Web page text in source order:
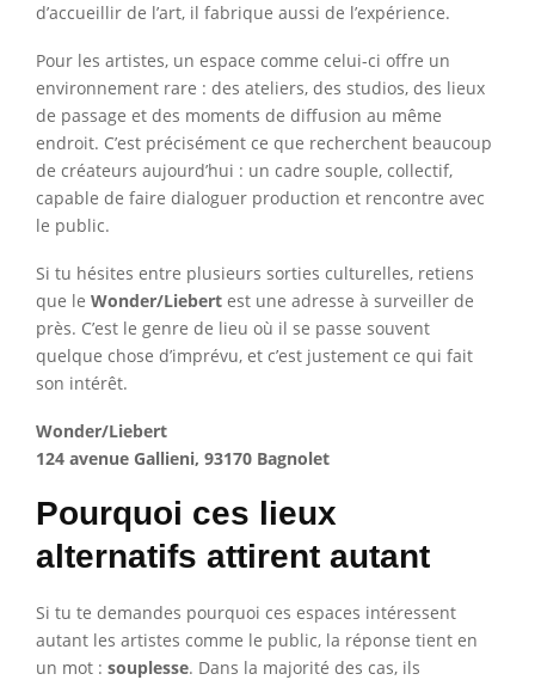
d’accueillir de l’art, il fabrique aussi de l’expérience.
Pour les artistes, un espace comme celui-ci offre un
environnement rare : des ateliers, des studios, des lieux
de passage et des moments de diffusion au même
endroit. C’est précisément ce que recherchent beaucoup
de créateurs aujourd’hui : un cadre souple, collectif,
capable de faire dialoguer production et rencontre avec
le public.
Si tu hésites entre plusieurs sorties culturelles, retiens
que le Wonder/Liebert est une adresse à surveiller de
près. C’est le genre de lieu où il se passe souvent
quelque chose d’imprévu, et c’est justement ce qui fait
son intérêt.
Wonder/Liebert
124 avenue Gallieni, 93170 Bagnolet
Pourquoi ces lieux
alternatifs attirent autant
Si tu te demandes pourquoi ces espaces intéressent
autant les artistes comme le public, la réponse tient en
un mot : souplesse. Dans la majorité des cas, ils